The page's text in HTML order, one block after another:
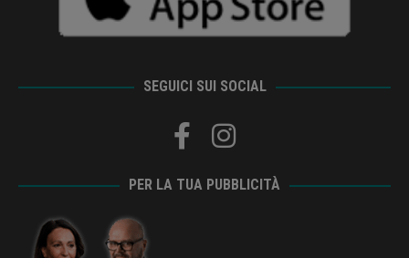
SEGUICI SUI SOCIAL
PER LA TUA PUBBLICITÀ